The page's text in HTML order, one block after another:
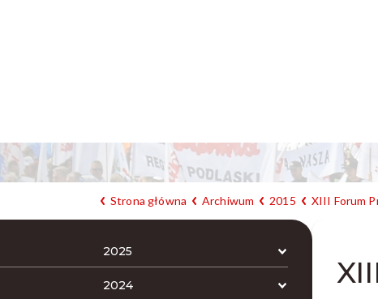
Strona główna Archiwum 2015 XIII Forum
2025
2024